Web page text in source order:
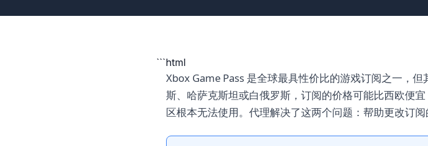
```html
Xbox Game Pass 是全球最具性价比的游戏订阅之一，
斯、哈萨克斯坦或白俄罗斯，订阅的价格可能比西欧便
区根本无法使用。代理解决了这两个问题：帮助更改订阅